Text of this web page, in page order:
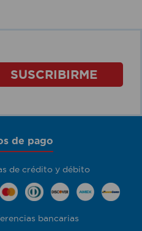
SUSCRIBIRME
de pago
de crédito y débito
bancarias